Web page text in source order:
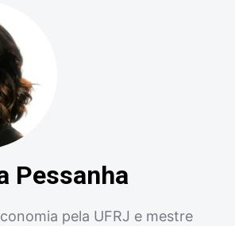
Pessanha
pela UFRJ e mestre